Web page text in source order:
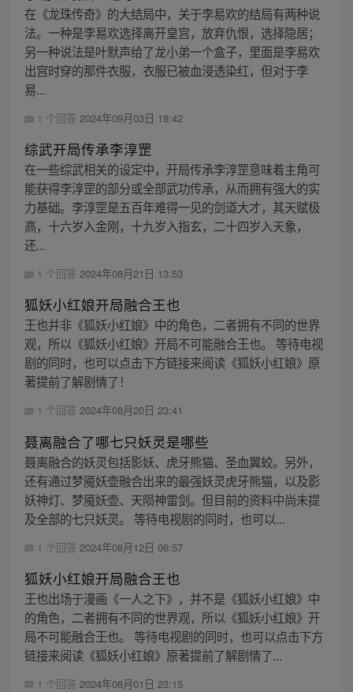
在《龙珠传奇》的大结局中，关于李易欢的结局有两种说
法。一种是李易欢选择离开皇宫，放弃仇恨，选择隐居；
另一种说法是叶默声给了龙小弟一个盒子，里面是李易欢
出宫时穿的那件衣服，衣服已被血浸透染红，但对于李
易...
1 个回答 2024年09月03日 18:42
综武开局传承李淳罡
在一些综武相关的设定中，开局传承李淳罡意味着主角可
能获得李淳罡的部分或全部武功传承，从而拥有强大的实
力基础。李淳罡是五百年难得一见的剑道大才，其天赋极
高，十六岁入金刚，十九岁入指玄，二十四岁入天象，
还...
1 个回答 2024年08月21日 13:53
狐妖小红娘开局融合王也
王也并非《狐妖小红娘》中的角色，二者拥有不同的世界
观，所以《狐妖小红娘》开局不可能融合王也。 等待电视
剧的同时，也可以点击下方链接来阅读《狐妖小红娘》原
著提前了解剧情了！
1 个回答 2024年08月20日 23:41
聂离融合了哪七只妖灵是哪些
聂离融合的妖灵包括影妖、虎牙熊猫、圣血翼蛟。另外，
还有通过梦魇妖壶融合出来的最强妖灵虎牙熊猫，以及影
妖神灯、梦魇妖壶、天陨神雷剑。但目前的资料中尚未提
及全部的七只妖灵。 等待电视剧的同时，也可以...
1 个回答 2024年08月12日 06:57
狐妖小红娘开局融合王也
王也出场于漫画《一人之下》，并不是《狐妖小红娘》中
的角色，二者拥有不同的世界观，所以《狐妖小红娘》开
局不可能融合王也。 等待电视剧的同时，也可以点击下方
链接来阅读《狐妖小红娘》原著提前了解剧情了...
1 个回答 2024年08月01日 23:15